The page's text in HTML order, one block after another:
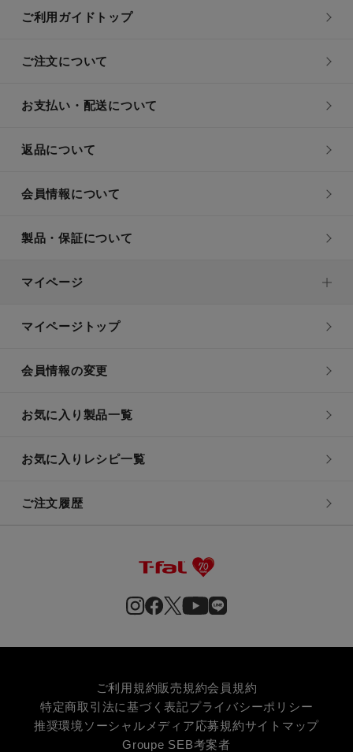
ご利用ガイドトップ
ご注文について
お支払い・配送について
返品について
会員情報について
製品・保証について
マイページ
マイページトップ
会員情報の変更
お気に入り製品一覧
お気に入りレシピ一覧
ご注文履歴
ご利用規約販売規約会員規約
特定商取引法に基づく表記プライバシーポリシー
推奨環境 ソーシャルメディア応募規約サイトマップ
Groupe SEB考案者